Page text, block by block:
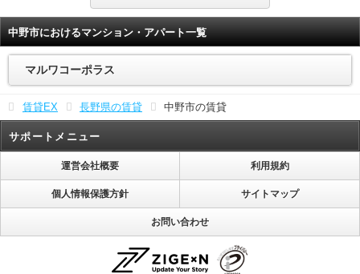
中野市におけるマンション・アパート一覧
マルワコーポラス
賃貸EX 長野県の賃貸 中野市の賃貸
サポートメニュー
運営会社概要 利用規約
個人情報保護方針 サイトマップ
お問い合わせ